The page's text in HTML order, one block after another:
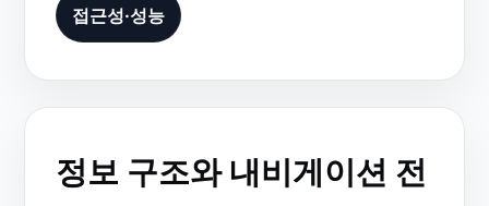
접근성·성능
정보 구조와 내비게이션 전